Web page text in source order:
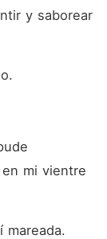
y saborear
mi vientre
mareada.